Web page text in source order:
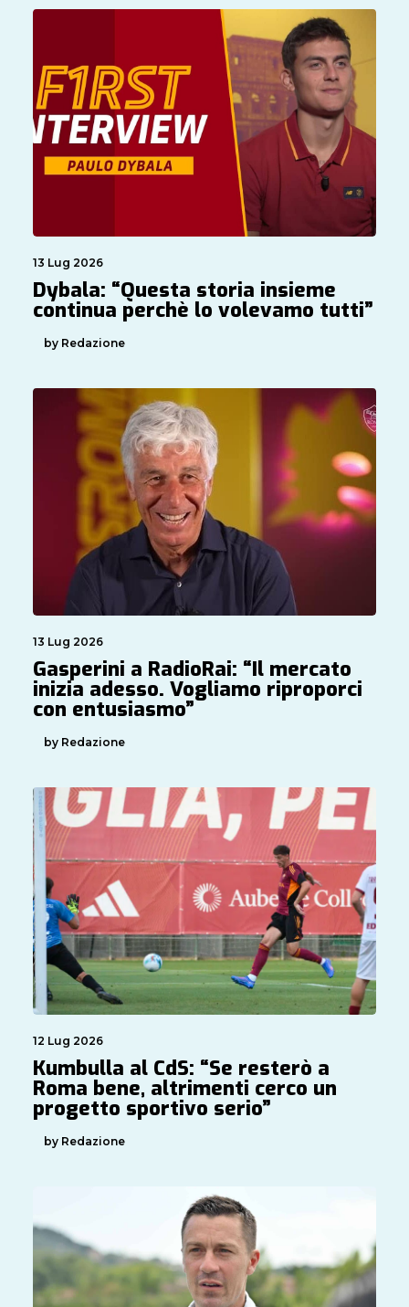
13 Lug 2026
Dybala: “Questa storia insieme
continua perchè lo volevamo tutti”
by Redazione
13 Lug 2026
Gasperini a RadioRai: “Il mercato
inizia adesso. Vogliamo riproporci
con entusiasmo”
by Redazione
12 Lug 2026
Kumbulla al CdS: “Se resterò a
Roma bene, altrimenti cerco un
progetto sportivo serio”
by Redazione